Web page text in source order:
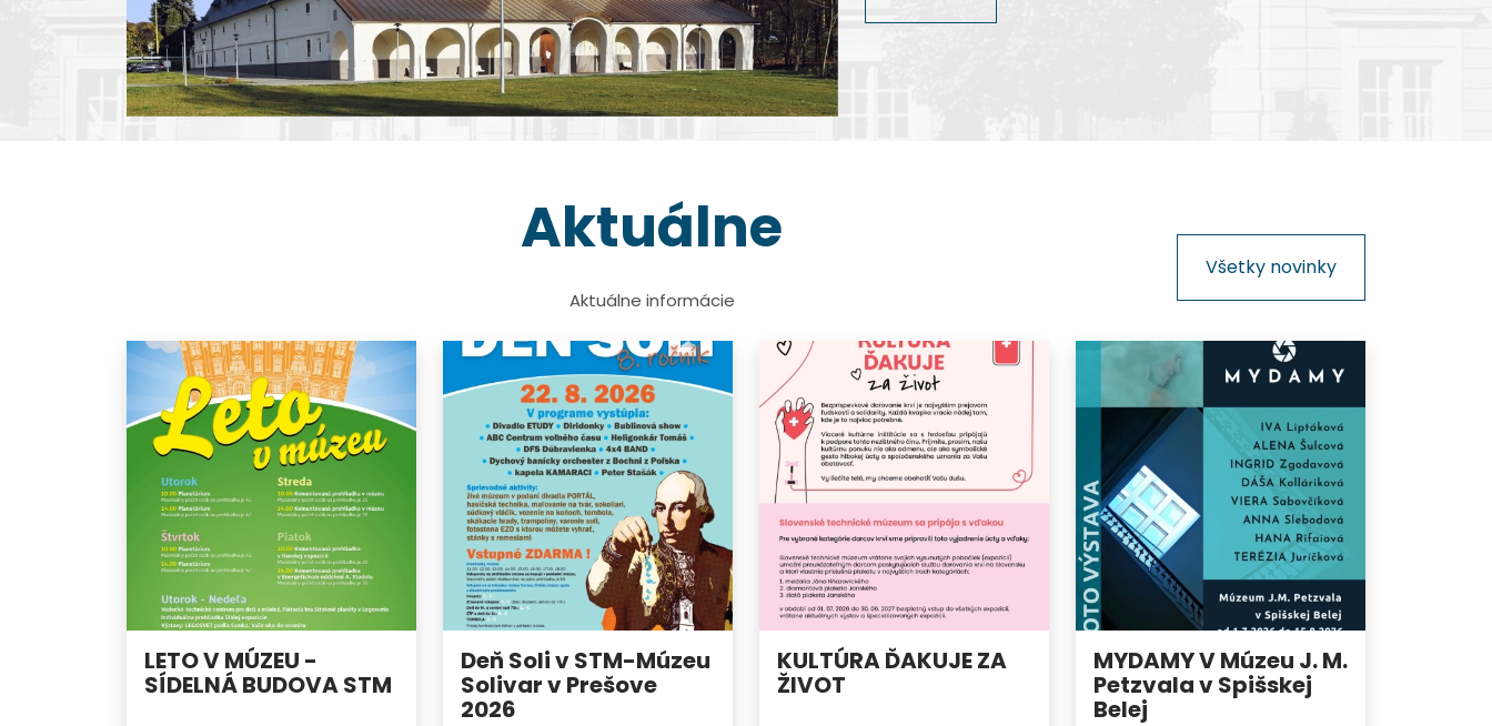
Viac info
Aktuálne
Aktuálne informácie
Všetky novinky
LETO V MÚZEU -
SÍDELNÁ BUDOVA STM
Deň Soli v STM-Múzeu
Solivar v Prešove
2026
KULTÚRA ĎAKUJE ZA
ŽIVOT
MYDAMY V Múzeu J. M.
Petzvala v Spišskej
Belej